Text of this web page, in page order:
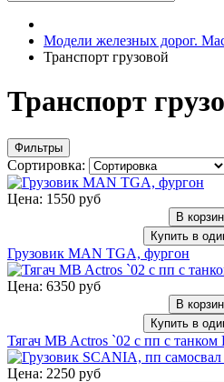
Модели железных дорог.
Транспорт грузовой
Транспорт
Фильтры
Сортировка:
Цена: 1550 руб
В
Купить в
Грузовик MAN TGA, фургон
Цена: 6350 руб
В
Купить в
Тягач MB Actros `02 с пп с танком
Цена: 2250 руб